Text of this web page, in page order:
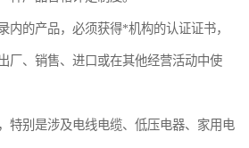
内的产品，必须获得*机构的认证证书，
厂、销售、进口或在其他经营活动中使
特别是涉及电线电缆、低压电器、家用电